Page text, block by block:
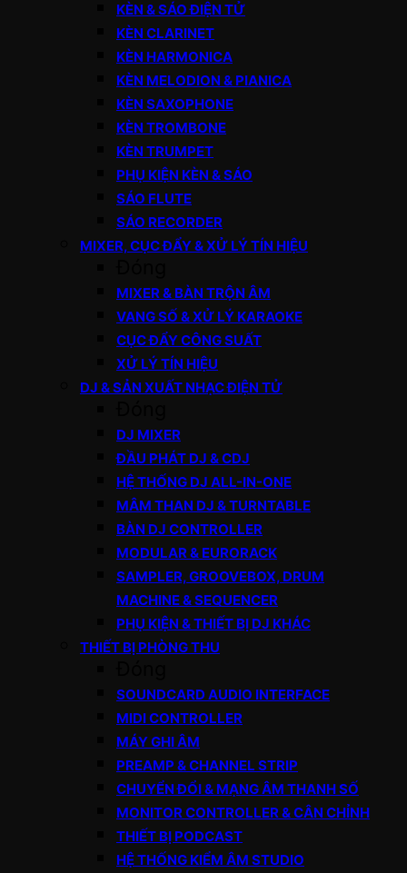
KÈN & SÁO ĐIỆN TỬ
KÈN CLARINET
KÈN HARMONICA
KÈN MELODION & PIANICA
KÈN SAXOPHONE
KÈN TROMBONE
KÈN TRUMPET
PHỤ KIỆN KÈN & SÁO
SÁO FLUTE
SÁO RECORDER
MIXER, CỤC ĐẨY & XỬ LÝ TÍN HIỆU
MIXER & BÀN TRỘN ÂM
VANG SỐ & XỬ LÝ KARAOKE
CỤC ĐẨY CÔNG SUẤT
XỬ LÝ TÍN HIỆU
DJ & SẢN XUẤT NHẠC ĐIỆN TỬ
DJ MIXER
ĐẦU PHÁT DJ & CDJ
HỆ THỐNG DJ ALL-IN-ONE
MÂM THAN DJ & TURNTABLE
BÀN DJ CONTROLLER
MODULAR & EURORACK
SAMPLER, GROOVEBOX, DRUM
MACHINE & SEQUENCER
PHỤ KIỆN & THIẾT BỊ DJ KHÁC
THIẾT BỊ PHÒNG THU
SOUNDCARD AUDIO INTERFACE
MIDI CONTROLLER
MÁY GHI ÂM
PREAMP & CHANNEL STRIP
CHUYỂN ĐỔI & MẠNG ÂM THANH SỐ
MONITOR CONTROLLER & CÂN CHỈNH
THIẾT BỊ PODCAST
HỆ THỐNG KIỂM ÂM STUDIO